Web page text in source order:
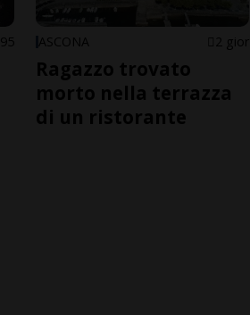
95 ASCONA 2 gior
Ragazzo trovato
morto nella terrazza
di un ristorante